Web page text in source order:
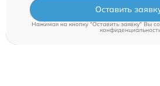
Оставить
Нажимая на кнопку "Оставить заявку" Вы